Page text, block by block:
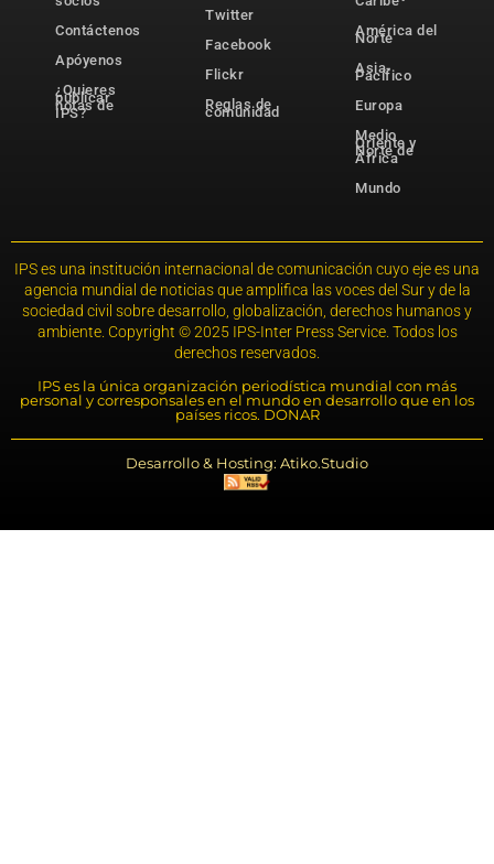
Contáctenos
Apóyenos
¿Quieres
publicar
notas de
IPS?
Twitter
Facebook
Flickr
Reglas de
comunidad
América del
Norte
Asia-
Pacífico
Europa
Medio
Oriente y
Norte de
África
Mundo
IPS es una institución internacional de comunicación cuyo eje es una
agencia mundial de noticias que amplifica las voces del Sur y de la
sociedad civil sobre desarrollo, globalización, derechos humanos y
ambiente. Copyright © 2025 IPS-Inter Press Service. Todos los
derechos reservados.
IPS es la única organización periodística mundial con más
personal y corresponsales en el mundo en desarrollo que en los
países ricos. DONAR
Desarrollo & Hosting: Atiko.Studio